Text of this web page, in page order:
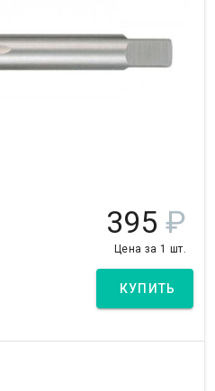
395 ₽
Цена за 1 шт.
КУПИТЬ